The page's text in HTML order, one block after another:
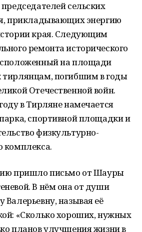
сельских
прикладывающих энергию
края. Следующим
ремонта исторического
на площади
погибшим в годы
Отечественной войн.
в Тирляне намечается
спортивной площадки и
физкультурно-
комплекса.
пришло письмо от Шауры
В нём она от души
Валерьевну, называя её
«Сколько хороших, нужных
планов улучшения жизни в